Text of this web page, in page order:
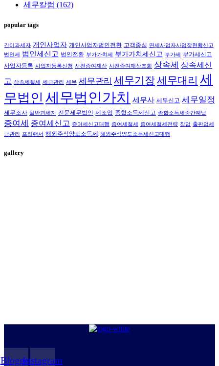
세무칼럼 (162)
popular tags
간이과세자 개인사업자 개인사업자법인전환 고객중심 면세사업자사업장현황신고
법인세
법인세신고 법인전환 부가가치세 부가가치세신고 부가세
부가세신고
사업자등록 사업자등록신청 사전증여재산 사전증여재산조회 상속세 상속세신
고 상속세절세 세금관리 세무 세무관리 세무기장세무대리 세
무법인 세무법인가치 세무사 세무신고 세무일정
세무조사 일반과세자 전문세무법인 제조업 종합소득세신고 종합소득세중간예납
증여세 증여세신고 증여세신고대행 증여세절세 증여세절세전략 창업 출판업세
금관리
프리랜서 해외주식양도소득세 해외주식양도소득세신고대행
gallery
BloggerInstagram